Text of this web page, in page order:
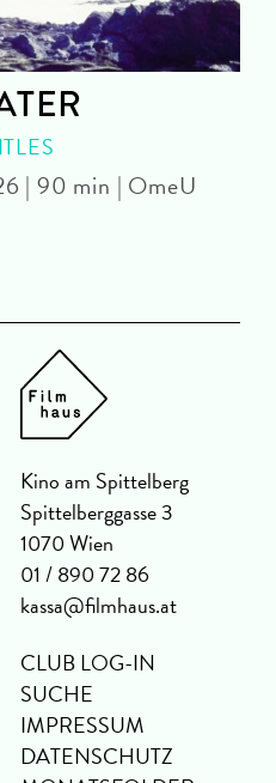
| 90 min | OmeU
Kino am Spittelberg
Spittelberggasse 3
1070 Wien
01 / 890 72 86
kassa@filmhaus.at
CLUB LOG-IN
SUCHE
IMPRESSUM
DATENSCHUTZ